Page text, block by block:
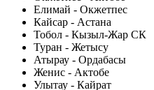
Елимай - Окжетпес
Кайсар - Астана
Тобол - Кызыл-Жар СК
Туран - Жетысу
Атырау - Ордабасы
Женис - Актобе
Улытау - Кайрат